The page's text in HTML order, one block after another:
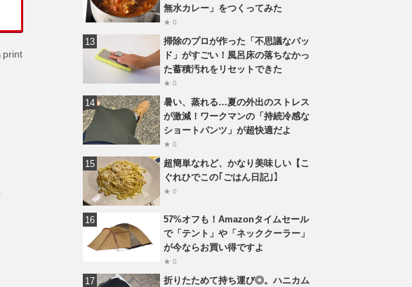
print
無水カレー」をつくってみた
★ 0
掃除のプロが作った「不思議なパッ
ド」がすごい！風呂床の落ちなかっ
た蓄積汚れをリセットできた
★ 0
暑い、蒸れる…夏の外出のストレス
が激減！ワークマンの「持続冷感な
ショートパンツ」が超快適だよ
★ 0
超簡単なれど、かなり美味しい【こ
ぐれひでこの｢ごはん日記｣】
★ 0
57%オフも！Amazonタイムセール
で「テント」や「ネッククーラー」
が今ならお買い得ですよ
★ 0
折りたためて持ち運び◎。ハニカム